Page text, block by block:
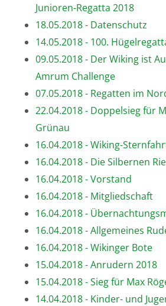
Junioren-Regatta 2018
18.05.2018 - Datenschutz
14.05.2018 - 100.
09.05.2018 - Der Wiking ist
Amrum Challenge
07.05.2018 - Regatten im
22.04.2018 - Doppelsieg für
Grünau
16.04.2018 - Wiking-
16.04.2018 - Die Silbernen
16.04.2018 - Vorstand
16.04.2018 - Mitgliedschaft
16.04.2018 -
16.04.2018 - Allgemeines
16.04.2018 - Wikinger Bote
15.04.2018 - Anrudern 2018
15.04.2018 - Sieg für Max
14.04.2018 - Kinder- und